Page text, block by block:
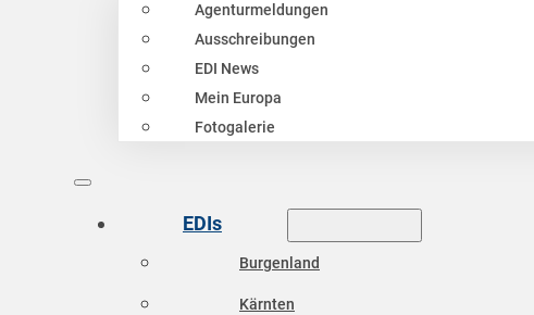
Agenturmeldungen
Ausschreibungen
EDI News
Mein Europa
Fotogalerie
EDIs
Burgenland
Kärnten